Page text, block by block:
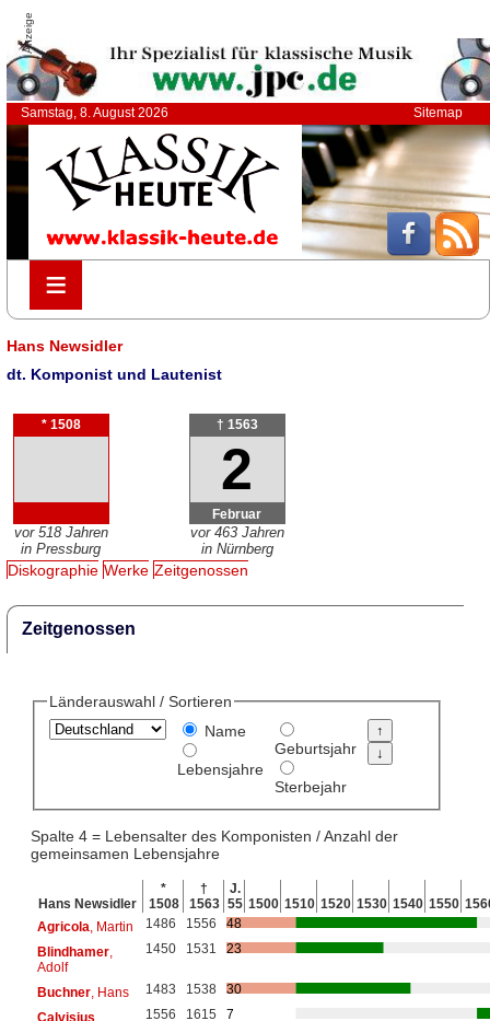
Anzeige
Samstag, 8. August 2026 Sitemap
≡
≡
Hans Newsidler
dt. Komponist und Lautenist
* 1508
vor 518 Jahren
in Pressburg
† 1563
2
Februar
vor 463 Jahren
in Nürnberg
Diskographie Werke Zeitgenossen
Zeitgenossen
Länderauswahl / Sortieren
Name
Lebensjahre
Geburtsjahr
Sterbejahr
Spalte 4 = Lebensalter des Komponisten / Anzahl der
gemeinsamen Lebensjahre
Hans Newsidler
*
1508
†
1563
J.
55 1500 1510 1520 1530 1540 1550
Agricola , Martin 1486 1556
48
Blindhamer,
Adolf
1450 1531 23
Buchner, Hans 1483 1538
30
Calvisius
1556 1615 7